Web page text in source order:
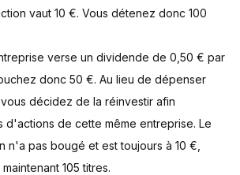
vaut 10 €. Vous détenez donc 100
verse un dividende de 0,50 € par
donc 50 €. Au lieu de dépenser
décidez de la réinvestir afin
d'actions de cette même entreprise. Le
n'a pas bougé et est toujours à 10 €,
105 titres.